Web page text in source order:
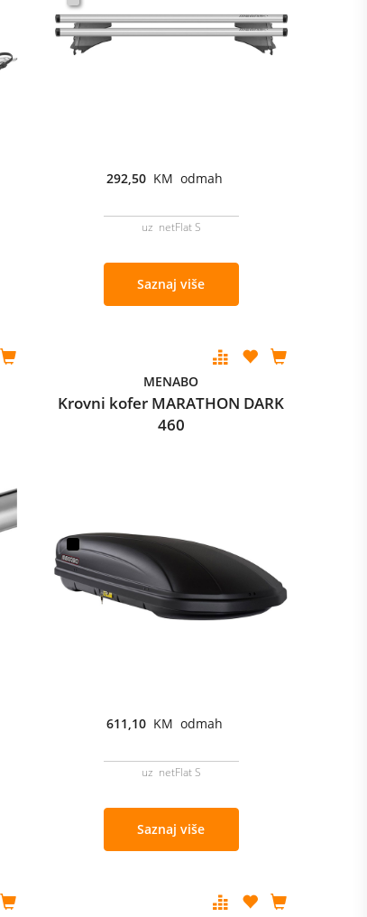
292,50 KM odmah
uz netFlat S
Saznaj više
MENABO
Krovni kofer MARATHON DARK
460
611,10 KM odmah
uz netFlat S
Saznaj više